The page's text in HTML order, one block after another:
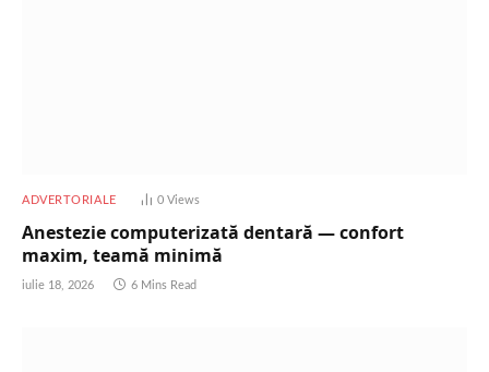
ADVERTORIALE 0 Views
Anestezie computerizată dentară — confort
maxim, teamă minimă
iulie 18, 2026 6 Mins Read